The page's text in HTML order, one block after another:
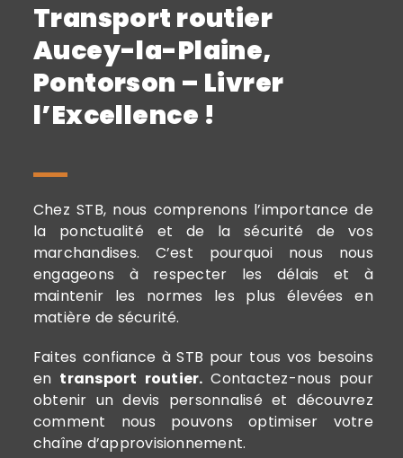
Transport routier
Aucey-la-Plaine,
Pontorson – Livrer
l’Excellence !
Chez STB, nous comprenons l’importance de
la ponctualité et de la sécurité de vos
marchandises. C’est pourquoi nous nous
engageons à respecter les délais et à
maintenir les normes les plus élevées en
matière de sécurité.
Faites confiance à STB pour tous vos besoins
en transport routier. Contactez-nous pour
obtenir un devis personnalisé et découvrez
comment nous pouvons optimiser votre
chaîne d’approvisionnement.